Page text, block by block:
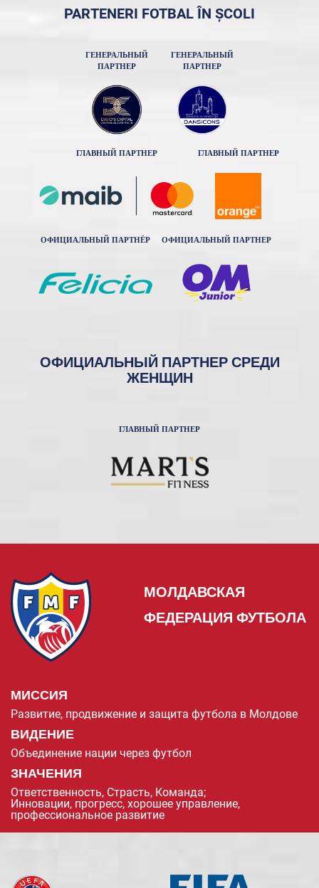
PARTENERI FOTBAL ÎN ȘCOLI
ГЕНЕРАЛЬНЫЙ
ПАРТНЕР
ГЕНЕРАЛЬНЫЙ
ПАРТНЕР
ГЛАВНЫЙ ПАРТНЕР ГЛАВНЫЙ ПАРТНЕР
ОФИЦИАЛЬНЫЙ ПАРТНЁР ОФИЦИАЛЬНЫЙ ПАРТНЕР
ОФИЦИАЛЬНЫЙ ПАРТНЕР СРЕДИ
ЖЕНЩИН
ГЛАВНЫЙ ПАРТНЕР
МОЛДАВСКАЯ
ФЕДЕРАЦИЯ ФУТБОЛА
МИССИЯ
Развитие, продвижение и защита футбола в Молдове
ВИДЕНИЕ
Объединение нации через футбол
ЗНАЧЕНИЯ
Ответственность, Страсть, Команда;
Инновации, прогресс, хорошее управление,
профессиональное развитие